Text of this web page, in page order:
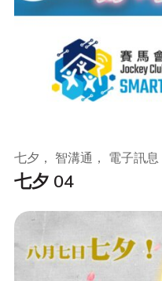
七夕 04
七夕， 智溝通， 電子訊息